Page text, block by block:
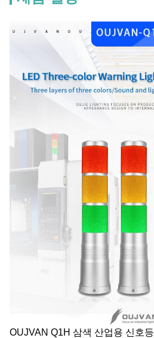
OUJVAN Q1H 삼색 산업용 신호